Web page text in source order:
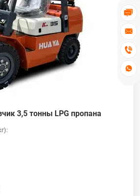




3,5 тонны LPG пропана